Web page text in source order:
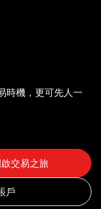
時機，更可先人一